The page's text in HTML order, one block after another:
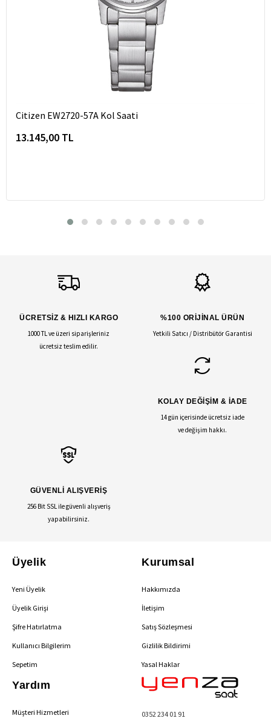
Citizen EW2720-57A Kol Saati
13.145,00 TL
ÜCRETSİZ & HIZLI KARGO
1000 TL ve üzeri siparişleriniz
ücretsiz teslim edilir.
%100 ORİJİNAL ÜRÜN
Yetkili Satıcı / Distribütör Garantisi
KOLAY DEĞİŞİM & İADE
14 gün içerisinde ücretsiz iade
ve değişim hakkı.
GÜVENLİ ALIŞVERİŞ
256 Bit SSL ile güvenli alışveriş
yapabilirsiniz.
Üyelik
Yeni Üyelik
Üyelik Girişi
Şifre Hatırlatma
Kullanıcı Bilgilerim
Sepetim
Kurumsal
Hakkımızda
İletişim
Satış Sözleşmesi
Gizlilik Bildirimi
Yasal Haklar
Yardım
Müşteri Hizmetleri 0352 234 01 91